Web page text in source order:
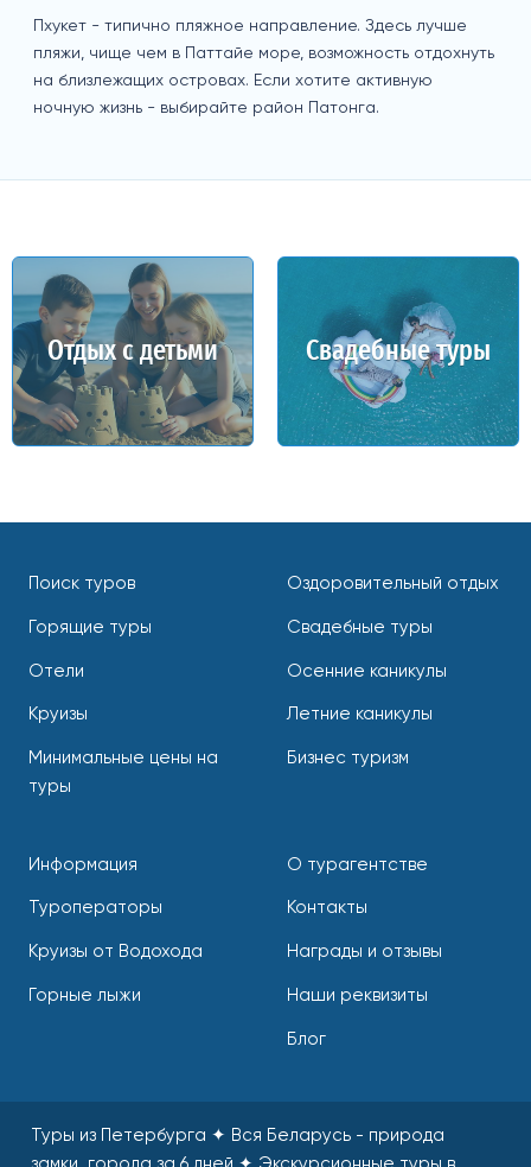
Пхукет - типично пляжное направление. Здесь лучше
пляжи, чище чем в Паттайе море, возможность отдохнуть
на близлежащих островах. Если хотите активную
ночную жизнь - выбирайте район Патонга.
Отдых с детьми Свадебные туры
Поиск туров
Горящие туры
Отели
Круизы
Минимальные цены на
туры
Оздоровительный отдых
Свадебные туры
Осенние каникулы
Летние каникулы
Бизнес туризм
Информация
Туроператоры
Круизы от Водохода
Горные лыжи
О турагентстве
Контакты
Награды и отзывы
Наши реквизиты
Блог
Туры из Петербурга ✦ Вся Беларусь - природа